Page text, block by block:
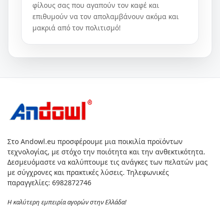
φίλους σας που αγαπούν τον καφέ και
επιθυμούν να τον απολαμβάνουν ακόμα και
μακριά από τον πολιτισμό!
Στο Andowl.eu προσφέρουμε μια ποικιλία προϊόντων
τεχνολογίας, με στόχο την ποιότητα και την ανθεκτικότητα.
Δεσμευόμαστε να καλύπτουμε τις ανάγκες των πελατών μας
με σύγχρονες και πρακτικές λύσεις. Τηλεφωνικές
παραγγελίες: 6982872746
Η καλύτερη εμπειρία αγορών στην Ελλάδα!